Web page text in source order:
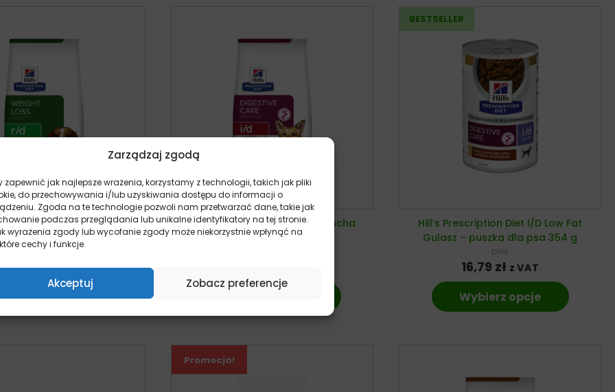
Zarządzaj zgodą
zapewnić jak najlepsze wrażenia, korzystamy z technologii, takich jak pliki
do przechowywania i/lub uzyskiwania dostępu do informacji o
Zgoda na te technologie pozwoli nam przetwarzać dane, takie jak
podczas przeglądania lub unikalne identyfikatory na tej stronie.
wyrażenia zgody lub wycofanie zgody może niekorzystnie wpłynąć na
cechy i funkcje.
Akceptuj Zobacz preferencje
Diet R/D – sucha
karma dla psa
pies
Od:67,98zł
Wybierz opcje
Hill’s Prescription Diet I/D – sucha
karma dla psa
Hill’s Prescription Diet I/D Low Fat
Gulasz – puszka dla psa 354 g
pies
16,79 zł z VAT
Wybierz opcje
Promocja!